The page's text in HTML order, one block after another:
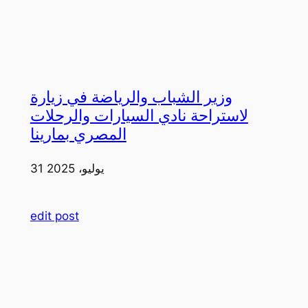
وزير الشباب والرياضة في زيارة
لاستراحة نادي السيارات والرحلات
المصري بمارينا
31 يوليو، 2025
edit post